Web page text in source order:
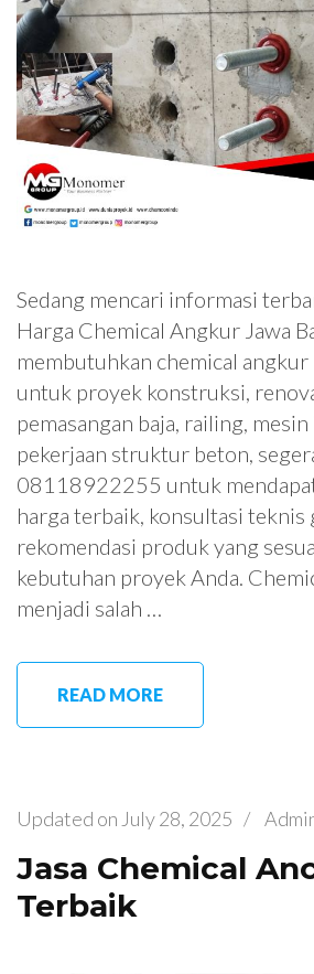
Sedang mencari informasi
Harga Chemical Angkur Jawa
membutuhkan chemical
untuk proyek konstruksi,
pemasangan baja, railing,
pekerjaan struktur beton,
08118922255 untuk
harga terbaik, konsultasi teknis
rekomendasi produk yang
kebutuhan proyek Anda.
menjadi salah …
READ MORE
Updated on July 28, 2025 /
Jasa Chemical
Terbaik